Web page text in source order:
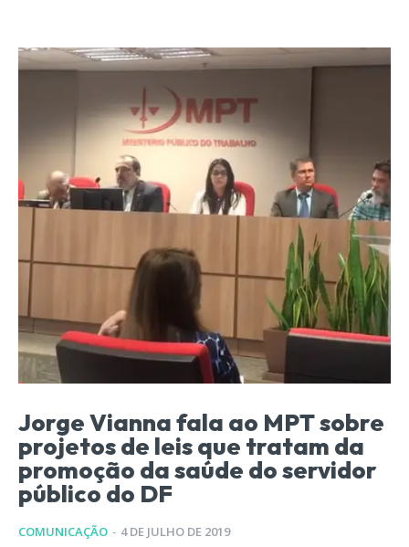
Jorge Vianna fala ao MPT sobre
projetos de leis que tratam da
promoção da saúde do servidor
público do DF
COMUNICAÇÃO - 4 DE JULHO DE 2019